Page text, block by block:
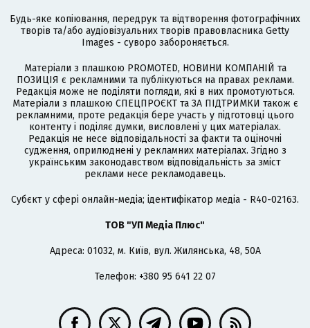
Будь-яке копіювання, передрук та відтворення фотографічних
творів та/або аудіовізуальних творів правовласника Getty
Images - суворо забороняється.
Матеріали з плашкою PROMOTED, НОВИНИ КОМПАНІЙ та
ПОЗИЦІЯ є рекламними та публікуються на правах реклами.
Редакція може не поділяти погляди, які в них промотуються.
Матеріали з плашкою СПЕЦПРОЄКТ та ЗА ПІДТРИМКИ також є
рекламними, проте редакція бере участь у підготовці цього
контенту і поділяє думки, висловлені у цих матеріалах.
Редакція не несе відповідальності за факти та оціночні
судження, оприлюднені у рекламних матеріалах. Згідно з
українським законодавством відповідальність за зміст
реклами несе рекламодавець.
Cубєкт у сфері онлайн-медіа; ідентифікатор медіа - R40-02163.
ТОВ "УП Медіа Плюс"
Адреса: 01032, м. Київ, вул. Жилянська, 48, 50А
Телефон: +380 95 641 22 07